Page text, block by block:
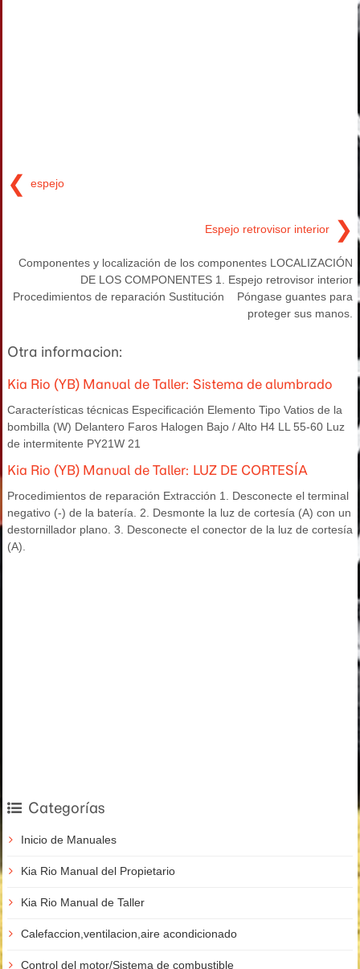
❮ espejo
Espejo retrovisor interior ❯
Componentes y localización de los componentes LOCALIZACIÓN
DE LOS COMPONENTES 1. Espejo retrovisor interior
Procedimientos de reparación Sustitución Póngase guantes para
proteger sus manos.
Otra informacion:
Kia Rio (YB) Manual de Taller: Sistema de alumbrado
Características técnicas Especificación Elemento Tipo Vatios de la
bombilla (W) Delantero Faros Halogen Bajo / Alto H4 LL 55-60 Luz
de intermitente PY21W 21
Kia Rio (YB) Manual de Taller: LUZ DE CORTESÍA
Procedimientos de reparación Extracción 1. Desconecte el terminal
negativo (-) de la batería. 2. Desmonte la luz de cortesía (A) con un
destornillador plano. 3. Desconecte el conector de la luz de cortesía
(A).
Categorías
Inicio de Manuales
Kia Rio Manual del Propietario
Kia Rio Manual de Taller
Calefaccion,ventilacion,aire acondicionado
Control del motor/Sistema de combustible